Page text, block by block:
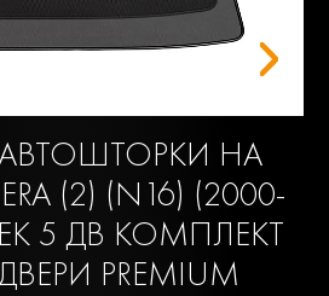
НА
(2) (N16) (2000-
5 ДВ КОМПЛЕКТ
PREMIUM